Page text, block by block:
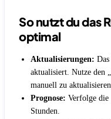
So nutzt du das
optimal
Aktualisierungen:
aktualisiert. Nutze den
manuell zu
Prognose: Verfolge die
Stunden.